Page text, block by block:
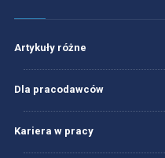
Artykuły różne
Dla pracodawców
Kariera w pracy